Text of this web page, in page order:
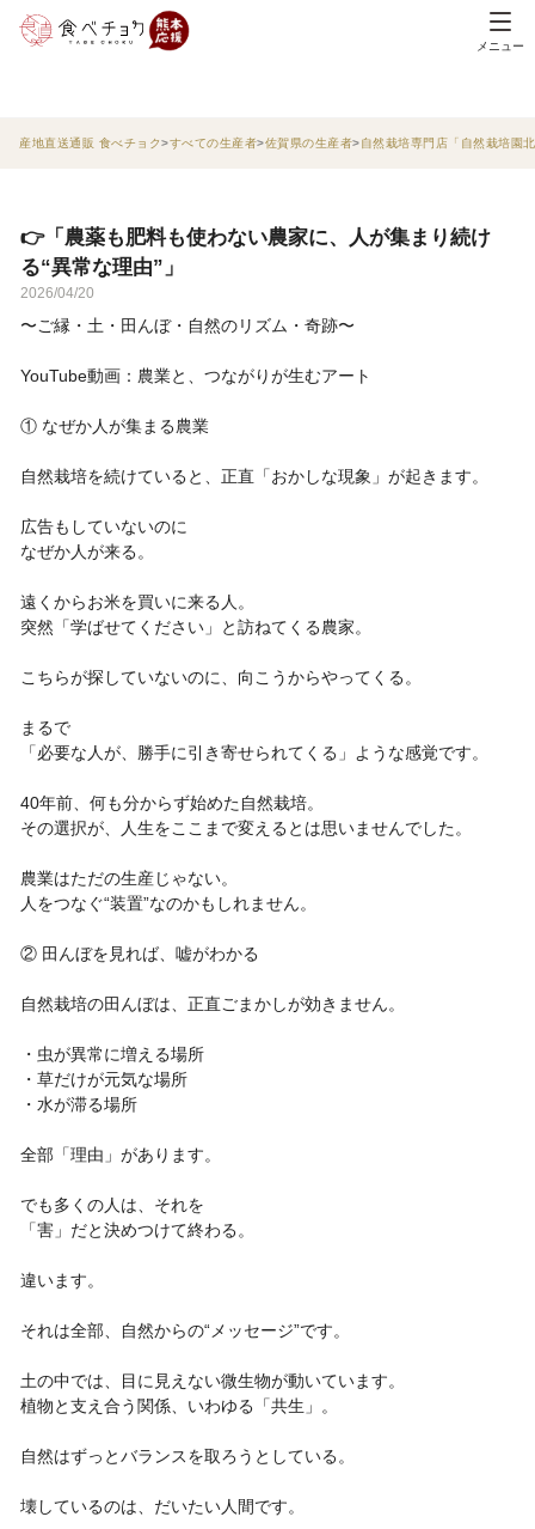
メニュー
産地直送通販 食べチョク すべての生産者 佐賀県の生産者 自然栽培専門店「自然栽培園
👉「農薬も肥料も使わない農家に、人が集まり続け
る“異常な理由”」
2026/04/20
〜ご縁・土・田んぼ・自然のリズム・奇跡〜
YouTube動画：農業と、つながりが生むアート
① なぜか人が集まる農業
自然栽培を続けていると、正直「おかしな現象」が起きます。
広告もしていないのに
なぜか人が来る。
遠くからお米を買いに来る人。
突然「学ばせてください」と訪ねてくる農家。
こちらが探していないのに、向こうからやってくる。
まるで
「必要な人が、勝手に引き寄せられてくる」ような感覚です。
40年前、何も分からず始めた自然栽培。
その選択が、人生をここまで変えるとは思いませんでした。
農業はただの生産じゃない。
人をつなぐ“装置”なのかもしれません。
② 田んぼを見れば、嘘がわかる
自然栽培の田んぼは、正直ごまかしが効きません。
・虫が異常に増える場所
・草だけが元気な場所
・水が滞る場所
全部「理由」があります。
でも多くの人は、それを
「害」だと決めつけて終わる。
違います。
それは全部、自然からの“メッセージ”です。
土の中では、目に見えない微生物が動いています。
植物と支え合う関係、いわゆる「共生」。
自然はずっとバランスを取ろうとしている。
壊しているのは、だいたい人間です。